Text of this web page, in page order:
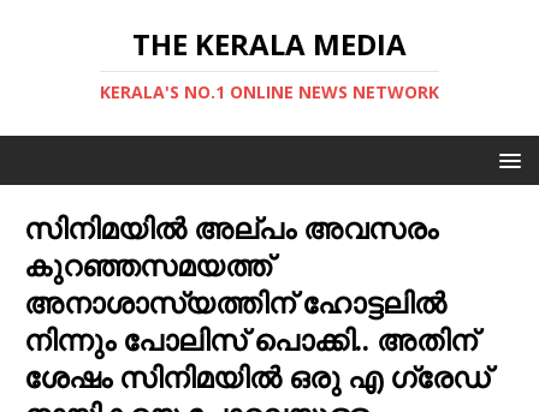
THE KERALA MEDIA
KERALA'S NO.1 ONLINE NEWS NETWORK
സിനിമയില്‍ അല്പം അവസരം
കുറഞ്ഞസമയത്ത്
അനാശാസ്യത്തിന് ഹോട്ടലില്‍
നിന്നും പോലിസ് പൊക്കി.. അതിന്
ശേഷം സിനിമയില്‍ ഒരു എ ഗ്രേഡ്